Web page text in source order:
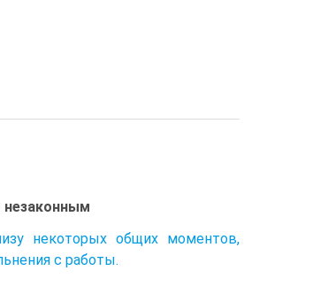
незаконным
некоторых общих моментов,
с работы.